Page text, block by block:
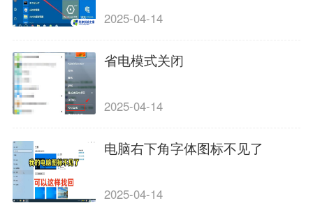
2025-04-14
省电模式关闭
2025-04-14
电脑右下角字体图标不见了
2025-04-14